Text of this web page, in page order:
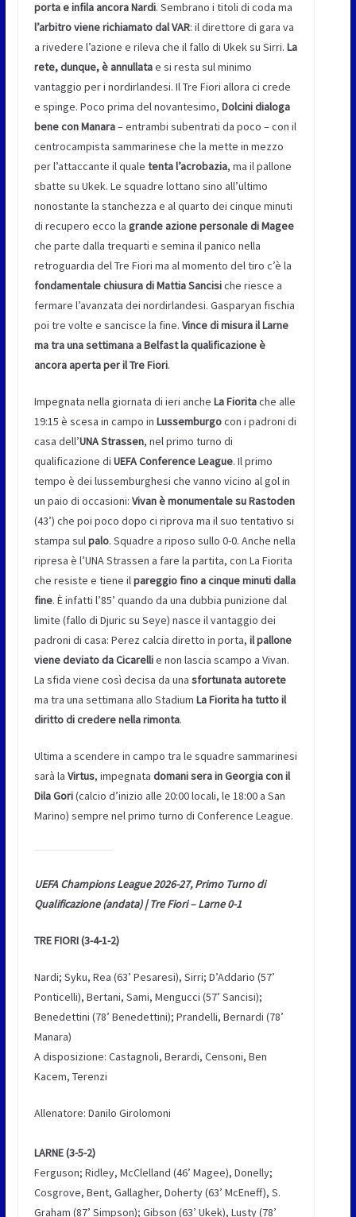
porta e infila ancora Nardi. Sembrano i titoli di coda ma
l’arbitro viene richiamato dal VAR: il direttore di gara va
a rivedere l’azione e rileva che il fallo di Ukek su Sirri. La
rete, dunque, è annullatae si resta sul minimo
vantaggio per i nordirlandesi. Il Tre Fiori allora ci crede
e spinge. Poco prima del novantesimo, Dolcini dialoga
bene con Manara– entrambi subentrati da poco – con il
centrocampista sammarinese che la mette in mezzo
per l’attaccante il quale tenta l’acrobazia, ma il pallone
sbatte su Ukek. Le squadre lottano sino all’ultimo
nonostante la stanchezza e al quarto dei cinque minuti
di recupero ecco la grande azione personale di Magee
che parte dalla trequarti e semina il panico nella
retroguardia del Tre Fiori ma al momento del tiro c’è la
fondamentale chiusura di Mattia Sancisiche riesce a
fermare l’avanzata dei nordirlandesi. Gasparyan fischia
poi tre volte e sancisce la fine. Vince di misura il Larne
ma tra una settimana a Belfast la qualificazione è
ancora aperta per il Tre Fiori.
Impegnata nella giornata di ieri anche La Fioritache alle
19:15 è scesa in campo in Lussemburgocon i padroni di
casa dell’UNA Strassen, nel primo turno di
qualificazione di UEFA Conference League. Il primo
tempo è dei lussemburghesi che vanno vicino al gol in
un paio di occasioni: Vivan è monumentale su Rastoden
(43’) che poi poco dopo ci riprova ma il suo tentativo si
stampa sulpalo. Squadre a riposo sullo 0-0. Anche nella
ripresa è l’UNA Strassen a fare la partita, con La Fiorita
che resiste e tiene ilpareggio fino a cinque minuti dalla
fine. È infatti l’85’ quando da una dubbia punizione dal
limite (fallo di Djuric su Seye) nasce il vantaggio dei
padroni di casa: Perez calcia diretto in porta, il pallone
viene deviato da Cicarellie non lascia scampo a Vivan.
La sfida viene così decisa da una sfortunata autorete
ma tra una settimana allo Stadium La Fiorita ha tutto il
diritto di credere nella rimonta.
Ultima a scendere in campo tra le squadre sammarinesi
sarà la Virtus, impegnata domani sera inGeorgia con il
Dila Gori(calcio d’inizio alle 20:00 locali, le 18:00 a San
Marino) sempre nel primo turno di Conference League.
UEFA Champions League 2026-27, Primo Turno di
Qualificazione (andata) | Tre Fiori – Larne 0-1
TRE FIORI (3-4-1-2)
Nardi; Syku, Rea (63’ Pesaresi), Sirri; D’Addario (57’
Ponticelli), Bertani, Sami, Mengucci (57’ Sancisi);
Benedettini (78’ Benedettini); Prandelli, Bernardi (78’
Manara)
A disposizione: Castagnoli, Berardi, Censoni, Ben
Kacem, Terenzi
Allenatore: Danilo Girolomoni
LARNE (3-5-2)
Ferguson; Ridley, McClelland (46’ Magee), Donelly;
Cosgrove, Bent, Gallagher, Doherty (63’ McEneff), S.
Graham (87’ Simpson); Gibson (63’ Ukek), Lusty (78’